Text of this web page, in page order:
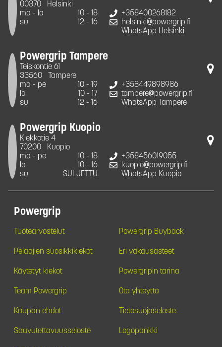
00370
Helsinki
ma - la
10 - 18
su
12 - 16
+358400268182
helsinki@powergrip.fi
WhatsApp Helsinki
Powergrip Tampere
Teiskontie 61
33560
Tampere
ma - pe
10 - 19
la
10 - 17
su
12 - 16
+358449898986
tampere@powergrip.fi
WhatsApp Tampere
Powergrip Kuopio
Kiekkotie 4
70200
Kuopio
ma - pe
10 - 18
la
10 - 16
su
SULJETTU
+358456019055
kuopio@powergrip.fi
WhatsApp Kuopio
Powergrip
Tuotearvostelut Powergrip Buyback
Pelaajien suosikkikiekot Eri vakausasteet
Käytetyt kiekot Powergripin tarina
Team Powergrip Ota yhteyttä
Kaupan ehdot Tietosuojaseloste
Saavutettavuusseloste Logopankki